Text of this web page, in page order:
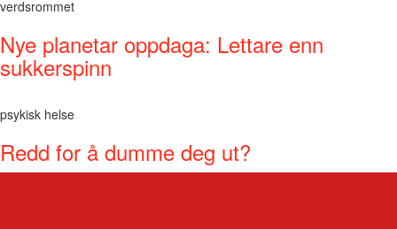
verdsrommet
Nye planetar oppdaga: Lettare enn
sukkerspinn
psykisk helse
Redd for å dumme deg ut?